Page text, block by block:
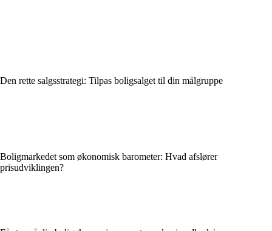
Den rette salgsstrategi: Tilpas boligsalget til din målgruppe
Boligmarkedet som økonomisk barometer: Hvad afslører
prisudviklingen?